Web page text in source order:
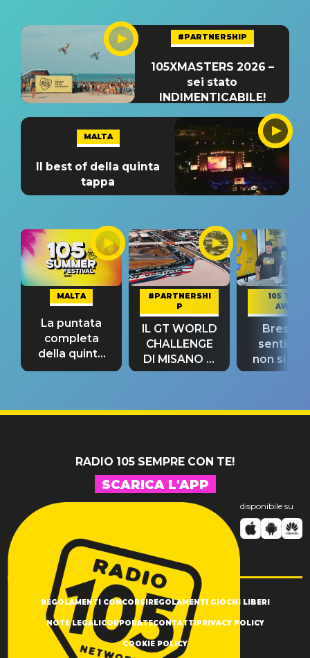
#PARTNERSHIP
105XMASTERS 2026 –
sei stato
INDIMENTICABILE!
MALTA
Il best of della quinta
tappa
MALTA
La puntata
completa
della quinta
tappa
#PARTNERSHI
P
IL GT WORLD
CHALLENGE
DI MISANO si
riconferma
105 TAKE
AWAY
Bresh:
non si
fino alla
RADIO 105 SEMPRE CON TE!
SCARICA L'APP
disponibile su
REGOLAMENTI CONCORSIREGOLAMENTI GIOCHI LIBERI
NOTE LEGALICORPORATECONTATTIPRIVACY POLICY
COOKIE POLICY